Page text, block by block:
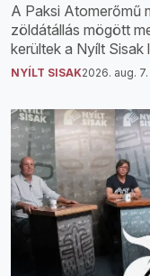
A Paksi Atomerőmű
zöldátállás mögött
kerültek a Nyílt
NYÍLT SISAK2026. aug. 7.